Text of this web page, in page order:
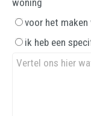
woning
voor het
ik heb een